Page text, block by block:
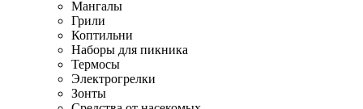
Мангалы
Грили
Коптильни
Наборы для пикника
Термосы
Электрогрелки
Зонты